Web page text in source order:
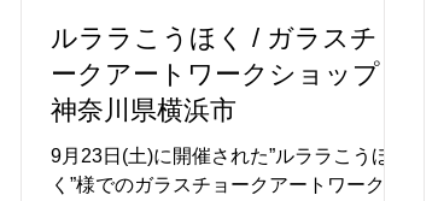
ク＆サインアートプロジェクト （かな
がわSDGsパートナー登録企業）
〈HP〉https://www.chalk-signart.
ルララこうほく / ガラスチョ
ークアートワークショップ /
神奈川県横浜市
9月23日(土)に開催された”ルララこうほ
く”様でのガラスチョークアートワークシ